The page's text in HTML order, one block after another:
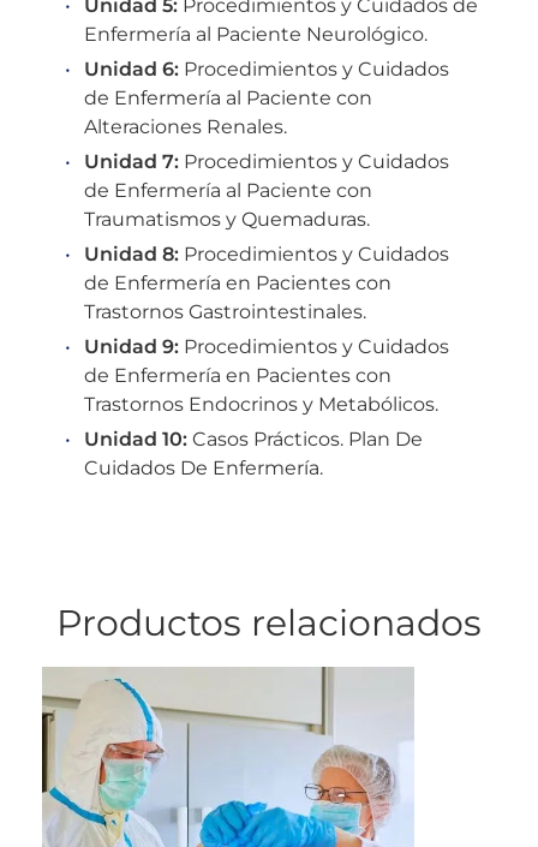
Unidad 5: Procedimientos y Cuidados de
Enfermería al Paciente Neurológico.
Unidad 6: Procedimientos y Cuidados
de Enfermería al Paciente con
Alteraciones Renales.
Unidad 7: Procedimientos y Cuidados
de Enfermería al Paciente con
Traumatismos y Quemaduras.
Unidad 8: Procedimientos y Cuidados
de Enfermería en Pacientes con
Trastornos Gastrointestinales.
Unidad 9: Procedimientos y Cuidados
de Enfermería en Pacientes con
Trastornos Endocrinos y Metabólicos.
Unidad 10: Casos Prácticos. Plan De
Cuidados De Enfermería.
Productos relacionados